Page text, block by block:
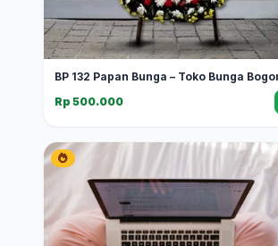
BP 132 Papan Bunga – Toko Bunga
Rp 500.000